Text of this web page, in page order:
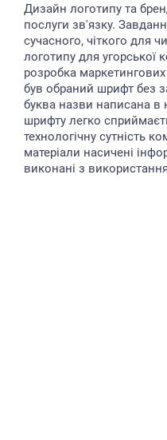
Дизайн логотипу та
послуги зв'язку.
сучасного, чіткого для
логотипу для угорської
розробка
був обраний шрифт без
буква назви написана в
шрифту легко
технологічну сутність
матеріали насичені
виконані з